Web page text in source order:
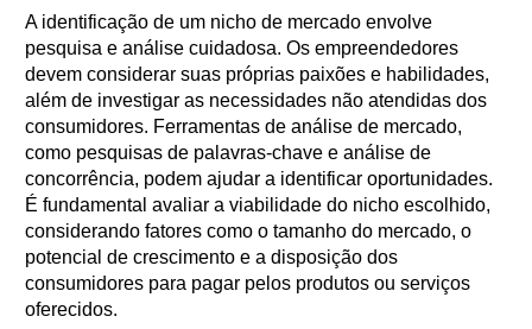
A identificação de um nicho de mercado envolve
pesquisa e análise cuidadosa. Os empreendedores
devem considerar suas próprias paixões e habilidades,
além de investigar as necessidades não atendidas dos
consumidores. Ferramentas de análise de mercado,
como pesquisas de palavras-chave e análise de
concorrência, podem ajudar a identificar oportunidades.
É fundamental avaliar a viabilidade do nicho escolhido,
considerando fatores como o tamanho do mercado, o
potencial de crescimento e a disposição dos
consumidores para pagar pelos produtos ou serviços
oferecidos.